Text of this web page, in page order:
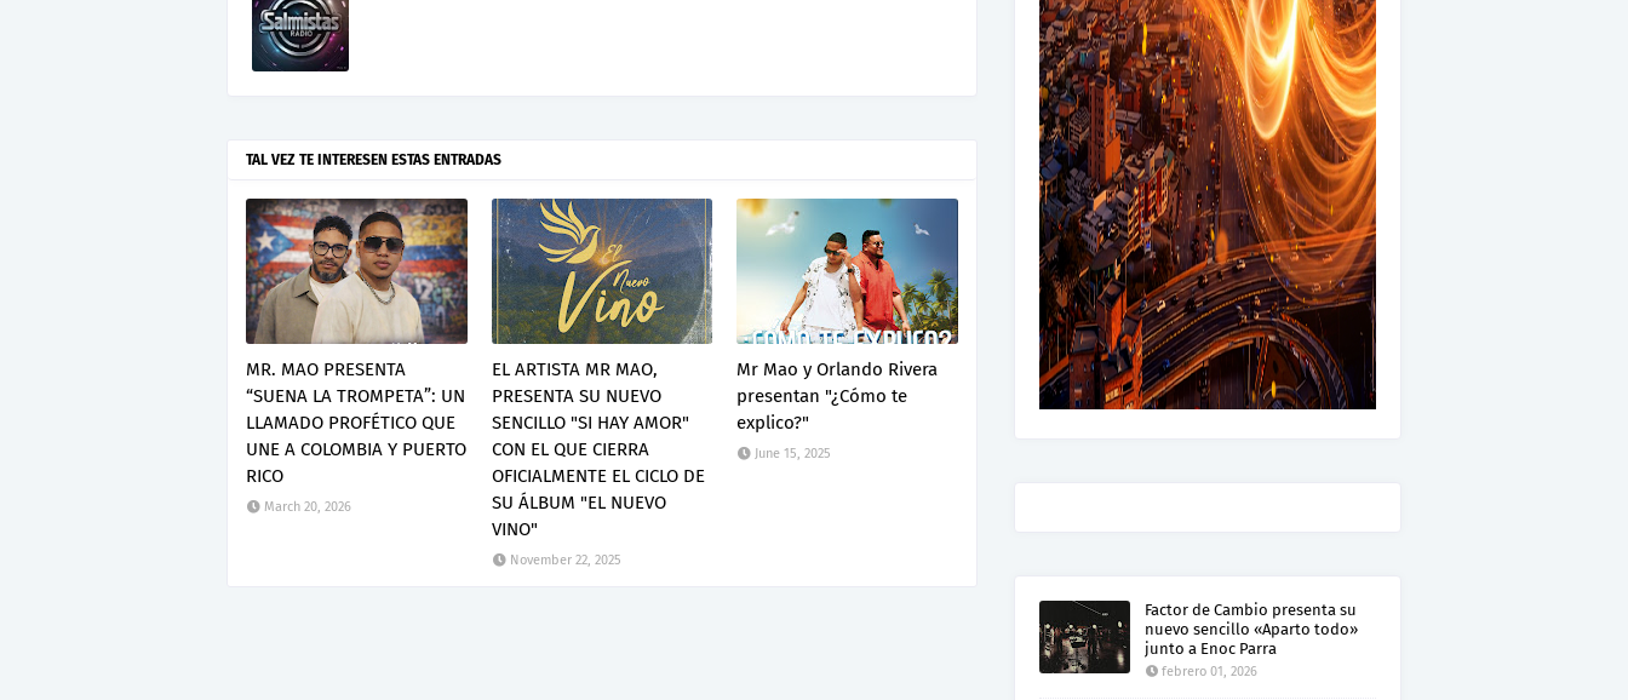
TAL VEZ TE INTERESEN ESTAS ENTRADAS
MR. MAO PRESENTA
“SUENA LA TROMPETA”: UN
LLAMADO PROFÉTICO QUE
UNE A COLOMBIA Y PUERTO
RICO
March 20, 2026
EL ARTISTA MR MAO,
PRESENTA SU NUEVO
SENCILLO "SI HAY AMOR"
CON EL QUE CIERRA
OFICIALMENTE EL CICLO DE
SU ÁLBUM "EL NUEVO
VINO"
November 22, 2025
Mr Mao y Orlando Rivera
presentan "¿Cómo te
explico?"
June 15, 2025
Factor de Cambio presenta su
nuevo sencillo «Aparto todo»
junto a Enoc Parra
febrero 01, 2026